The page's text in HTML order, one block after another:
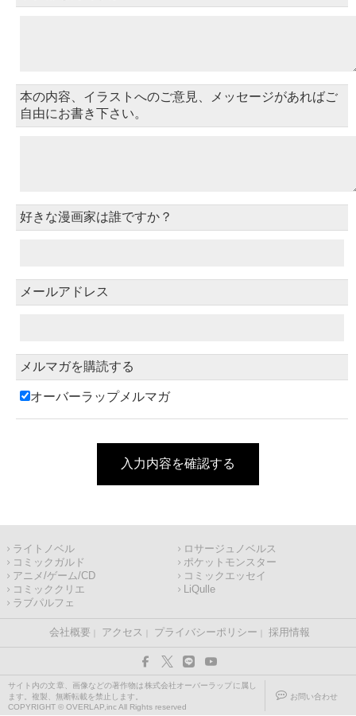
本の内容、イラストへのご意見、メッセージがあればご
自由にお書き下さい。
好きな漫画家は誰ですか？
メールアドレス
メルマガを購読する
オーバーラップメルマガ
入力内容を確認する
ライトノベル
ロサージュノベルス
コミックガルド
ポケットモンスター
アニメ/ゲーム/CD
コミックエッセイ
コミッククリエ
LiQulle
ラブパルフェ
会社概要 アクセス プライバシーポリシー 採用情報
サイト内の文章、画像などの著作物は株式会社オーバーラップに属し
ます。複製、無断転載を禁止します。
COPYRIGHT © OVERLAP,inc All Rights reserved
お問い合わせ